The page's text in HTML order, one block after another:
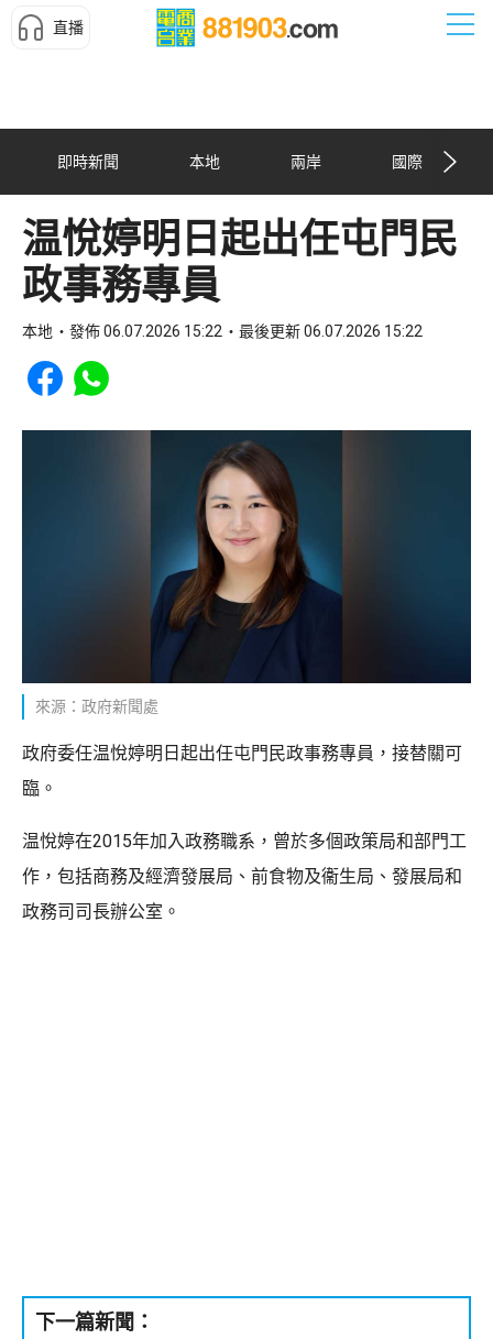
直播
即時新聞 本地 兩岸 國際
温悅婷明日起出任屯門民
政事務專員
本地 發佈 06.07.2026 15:22 最後更新 06.07.2026 15:22
Share to Facebook
Share to WhatsApp
來源：政府新聞處
政府委任温悅婷明日起出任屯門民政事務專員，接替關可
臨。
温悅婷在2015年加入政務職系，曾於多個政策局和部門工
作，包括商務及經濟發展局、前食物及衞生局、發展局和
政務司司長辦公室。
下一篇新聞：